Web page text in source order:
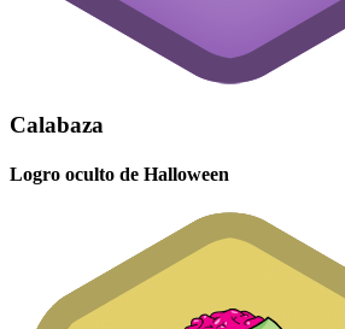
Calabaza
Logro oculto de Halloween